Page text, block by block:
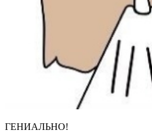
ГЕНИАЛЬНО!